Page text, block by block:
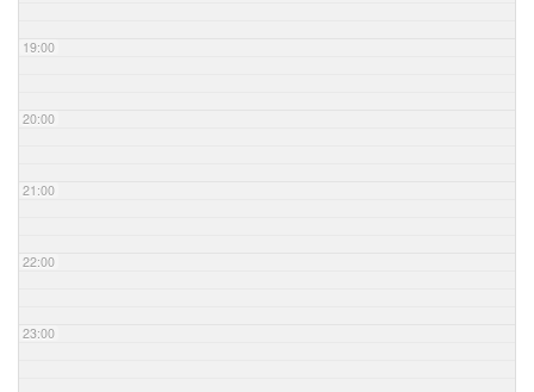
19:00
20:00
21:00
22:00
23:00